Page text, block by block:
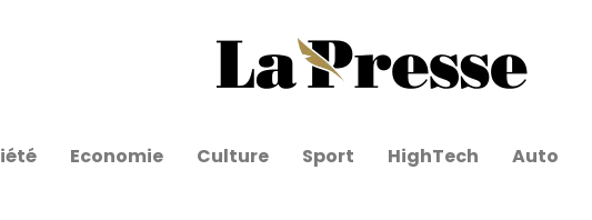
Economie Culture Sport HighTech Auto